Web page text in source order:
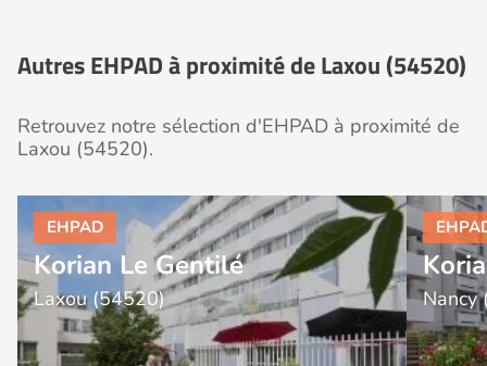
Autres EHPAD à proximité de Laxou (54520)
Retrouvez notre sélection d'EHPAD à proximité de
Laxou (54520).
Korian Le Gentilé
Laxou (54520) Nancy